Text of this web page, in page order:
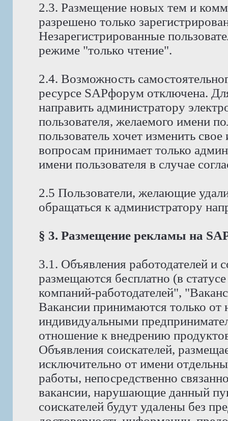
2.3. Размещение новых тем и
разрешено только
Незарегистрированные
режиме "только чтение".
2.4. Возможность
ресурсе SAPфорум отключена.
направить администратору
пользователя, желаемого имени
пользователь хочет изменить
вопросам принимает только
имени пользователя в случае
2.5 Пользователи, желающие
обращаться к администратору
§ 3. Размещение рекламы на
3.1. Объявления работодателей и
размещаются бесплатно (в
компаний-работодателей",
Вакансии принимаются только
индивидуальными
отношение к внедрению
Объявления соискателей,
исключительно от имени
работы, непосредственно
вакансии, нарушающие данный
соискателей будут удалены без